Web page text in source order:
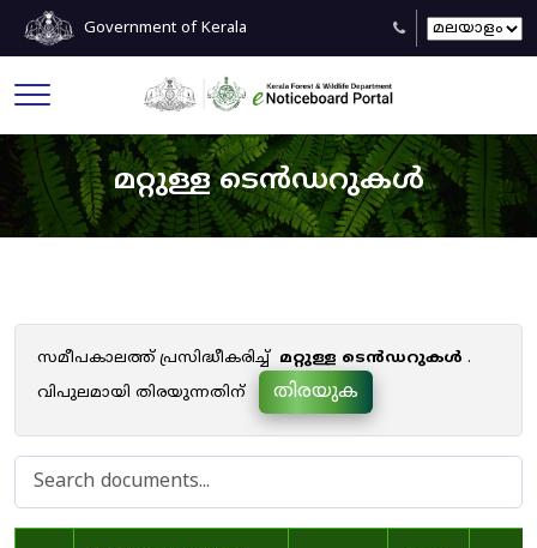
Government of Kerala
മറ്റുള്ള ടെൻഡറുകൾ
സമീപകാലത്ത് പ്രസിദ്ധീകരിച്ച് മറ്റുള്ള ടെൻഡറുകൾ .
വിപുലമായി തിരയുന്നതിന്
തിരയുക